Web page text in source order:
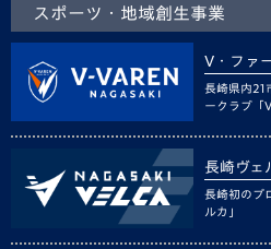
スポーツ・地域創生事業
V・ファ
長崎県内21
ークラブ「
長崎ヴェ
長崎初のプ
ルカ」